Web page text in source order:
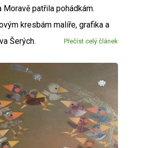
patřila pohádkám.
kresbám malíře, grafika a
Šerých.
Přečíst celý článek